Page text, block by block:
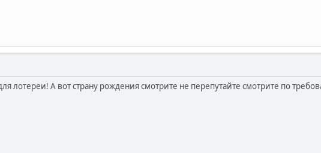
лотереи! А вот страну рождения смотрите не перепутайте смотрите по